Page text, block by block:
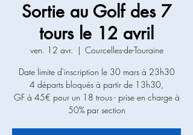
Sortie au Golf des 7
tours le 12 avril
ven. 12 avr.
  |
Courcelles-de-Touraine
Date limite d'inscription le 30 mars à 23h30
4 départs bloqués à partir de 13h30,
GF à 45€ pour un 18 trous - prise en charge à